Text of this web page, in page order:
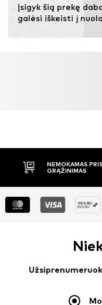
Įsigyk šią prekę
galėsi iškeisti į
NEMOKAMAS
GRĄŽINIMAS